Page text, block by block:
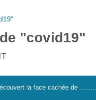
"covid19"
la face cachée de